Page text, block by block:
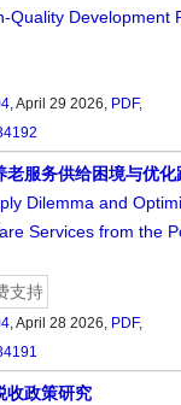
Quality Development
, April 29 2026, PDF,
老服务供给困境与优化
Dilemma and
Services from the
支持
, April 28 2026, PDF,
收政策研究